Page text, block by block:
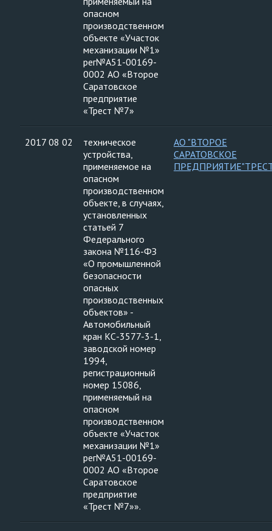
опасном
производственном
объекте «Участок
механизации №1»
рег№А51-00169-
0002 АО «Второе
Саратовское
предприятие
«Трест №7»
2017 08 02
техническое
устройства,
применяемое на
опасном
производственном
объекте, в случаях,
установленных
статьей 7
Федерального
закона №116-ФЗ
«О промышленной
безопасности
опасных
производственных
объектов» -
Автомобильный
кран КС-3577-3-1,
заводской номер
1994,
регистрационный
номер 15086,
применяемый на
опасном
производственном
объекте «Участок
механизации №1»
рег№А51-00169-
0002 АО «Второе
Саратовское
предприятие
«Трест №7»».
АО "ВТОРОЕ
САРАТОВСКОЕ